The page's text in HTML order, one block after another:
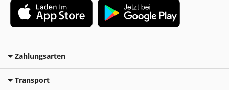
Zahlungsarten
Transport